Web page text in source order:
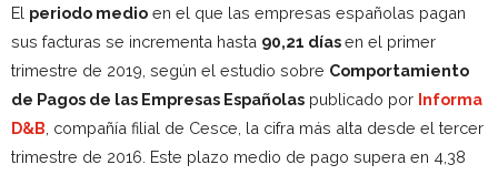
El periodo medio en el que las empresas españolas pagan
sus facturas se incrementa hasta 90,21 díasen el primer
trimestre de 2019, según el estudio sobre Comportamiento
de Pagos de las Empresas Españolas publicado por Informa
D&B, compañía filial de Cesce, la cifra más alta desde el tercer
trimestre de 2016. Este plazo medio de pago supera en 4,38